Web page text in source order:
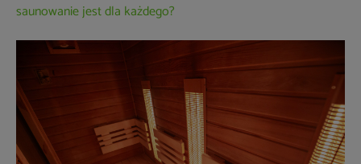
saunowanie jest dla każdego?